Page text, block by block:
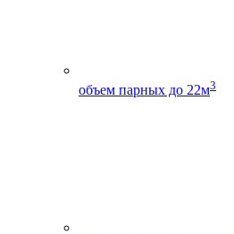
объем парных до 22м3